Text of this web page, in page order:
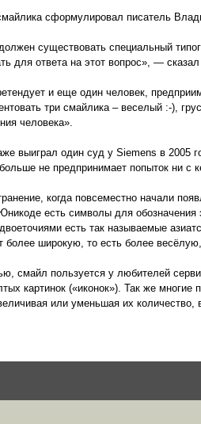
сформулировал писатель
существовать специальный
для ответа на этот вопрос», —
и еще один человек,
три смайлика – веселый :-),
человека».
выиграл один суд у Siemens в 2005
не предпринимает попыток ни с
когда повсеместно начали
есть символы для
есть так называемые
более широкую, то есть более
смайл пользуется у любителей
картинок («иконок»). Так же
или уменьшая их количество,